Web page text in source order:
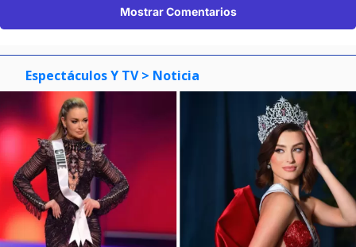
Mostrar Comentarios
Espectáculos Y TV > Noticia